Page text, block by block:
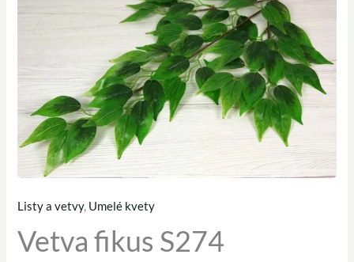
Listy a vetvy, Umelé kvety
Vetva fikus S274
množstvo
Vetva
fikus